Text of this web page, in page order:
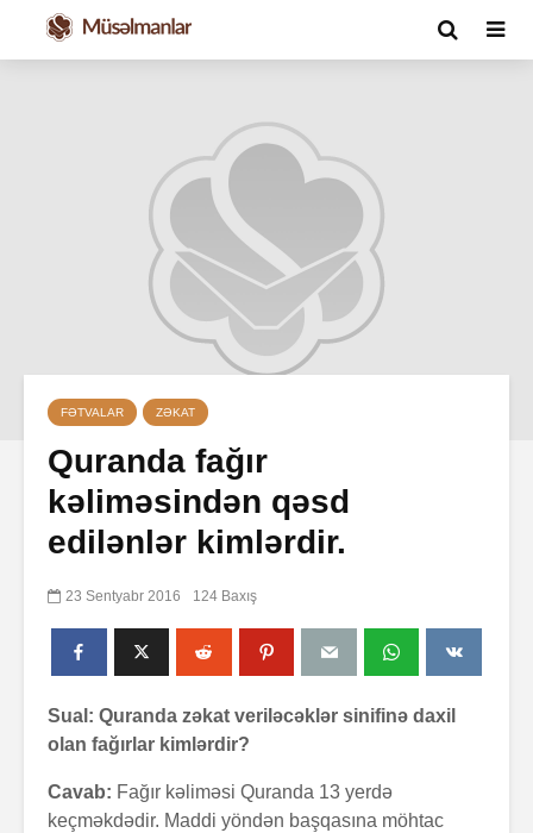
FƏTVALAR ZƏKAT
Quranda fağır
kəliməsindən qəsd
edilənlər kimlərdir.
23 Sentyabr 2016 124 Baxış
Sual: Quranda zəkat veriləcəklər sinifinə daxil
olan fağırlar kimlərdir?
Cavab: Fağır kəliməsi Quranda 13 yerdə
keçməkdədir. Maddi yöndən başqasına möhtac